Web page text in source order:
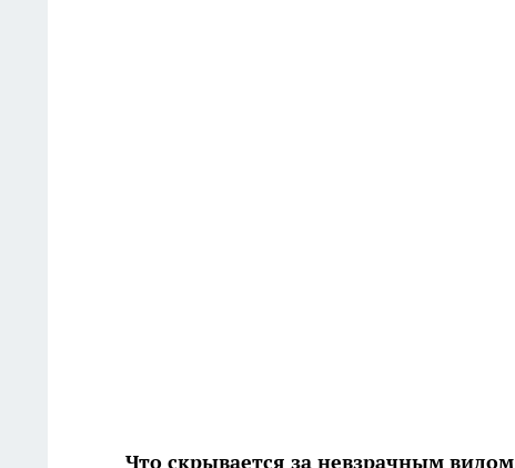
Что скрывается за невзрачным видом